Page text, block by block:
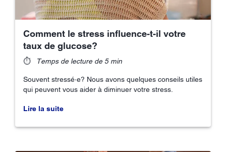
Comment le stress influence-t-il votre
taux de glucose?
⏱ Temps de lecture de 5 min
Souvent stressé·e? Nous avons quelques conseils utiles
qui peuvent vous aider à diminuer votre stress.
Lire la suite